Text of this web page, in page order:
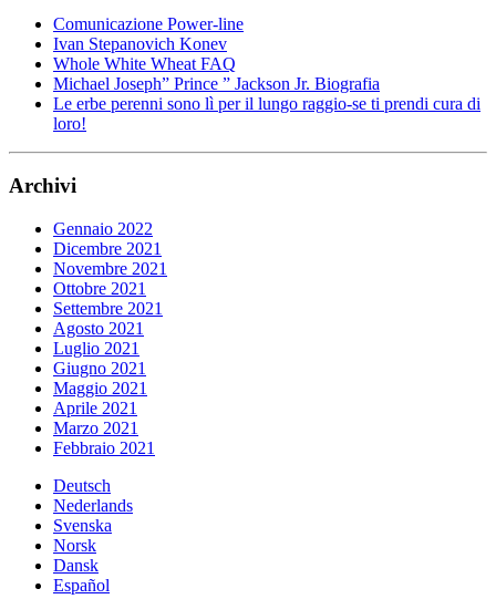
Comunicazione Power-line
Ivan Stepanovich Konev
Whole White Wheat FAQ
Michael Joseph” Prince ” Jackson Jr. Biografia
Le erbe perenni sono lì per il lungo raggio-se ti prendi cura di
loro!
Archivi
Gennaio 2022
Dicembre 2021
Novembre 2021
Ottobre 2021
Settembre 2021
Agosto 2021
Luglio 2021
Giugno 2021
Maggio 2021
Aprile 2021
Marzo 2021
Febbraio 2021
Deutsch
Nederlands
Svenska
Norsk
Dansk
Español